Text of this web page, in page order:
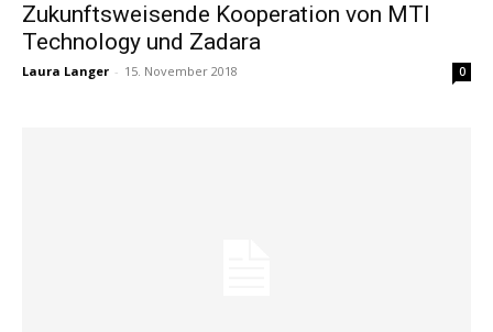
Zukunftsweisende Kooperation von MTI
Technology und Zadara
Laura Langer - 15. November 2018 0